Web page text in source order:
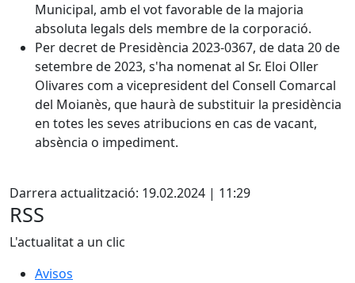
Municipal, amb el vot favorable de la majoria
absoluta legals dels membre de la corporació.
Per decret de Presidència 2023-0367, de data 20 de
setembre de 2023, s'ha nomenat al Sr. Eloi Oller
Olivares com a vicepresident del Consell Comarcal
del Moianès, que haurà de substituir la presidència
en totes les seves atribucions en cas de vacant,
absència o impediment.
Darrera actualització: 19.02.2024 | 11:29
RSS
L'actualitat a un clic
Avisos